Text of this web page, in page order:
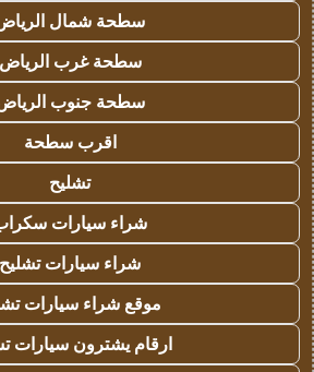
سطحة شمال
سطحة غرب الرياض
سطحة جنوب
اقرب سطحة
تشليح
شراء سيارات
شراء سيارات تشليح
موقع شراء سيارات
ارقام يشترون سيارات